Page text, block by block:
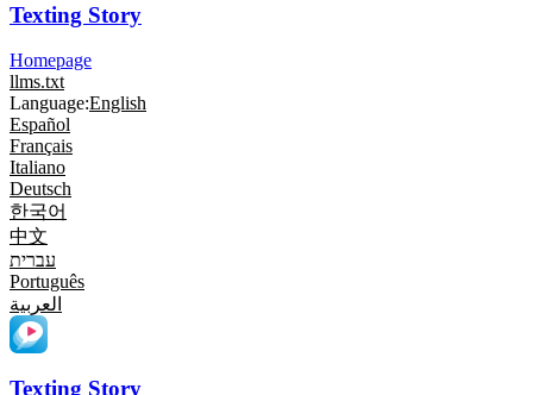
Texting Story
Homepage
llms.txt
Language:English
Español
Français
Italiano
Deutsch
한국어
中文
עברית
Português
العربية
Texting Story